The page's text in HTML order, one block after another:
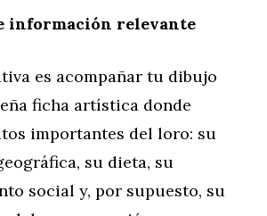
información relevante
es acompañar tu dibujo
ficha artística donde
importantes del loro: su
su dieta, su
social y, por supuesto, su